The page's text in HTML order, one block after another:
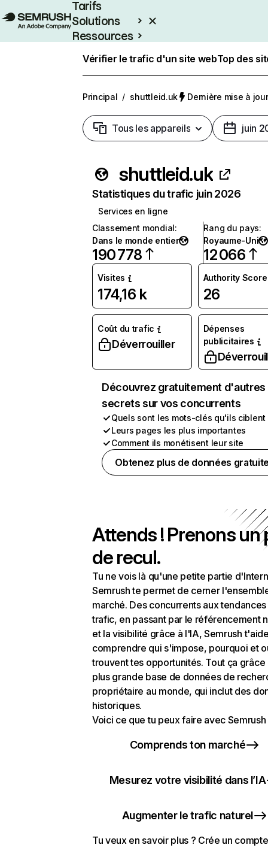
Tarifs
Solutions
Ressources
Vérifier le trafic d'un site webTop des
Principal / shuttleid.uk Dernière mise à
Tous les appareils juin
shuttleid.uk
Statistiques du trafic juin 2026
Services en ligne
Classement mondial:
Dans le monde entier
190 778
Rang du pays:
Royaume-Uni
12 066
Visites
174,16 k
Authority Score
26
Coût du trafic
Déverrouiller
Dépenses
publicitaires
Découvrez gratuitement d'autres
secrets sur vos concurrents
Quels sont les mots-clés qu'ils ciblent
Leurs pages les plus importantes
Comment ils monétisent leur site
Obtenez plus de données
Attends ! Prenons un
de recul.
Tu ne vois là qu'une petite partie
Semrush te permet de cerner
marché. Des concurrents aux
trafic, en passant par le référencement
et la visibilité grâce à l'IA, Semrush
comprendre qui s'impose, pourquoi et
trouvent tes opportunités. Tout ça grâce
plus grande base de données de
propriétaire au monde, qui inclut des
historiques.
Voici ce que tu peux faire avec Semrush
Comprends ton marché
Mesurez votre visibilité dans l’IA
Augmenter le trafic naturel
Tu veux en savoir plus ? Crée un compte